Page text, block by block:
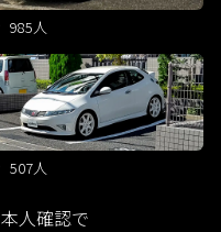
985人
507人
人確認で